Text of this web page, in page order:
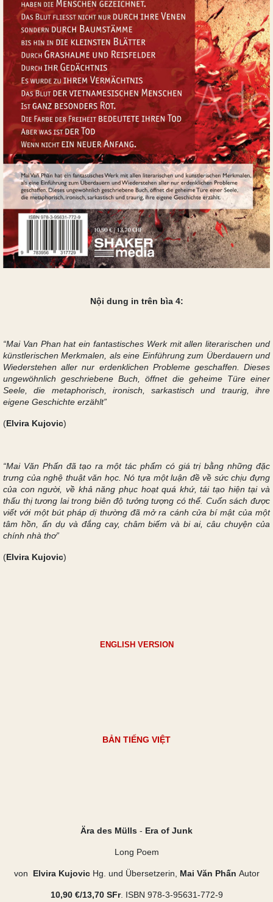
Nội dung in trên bìa 4:
“Mai Van Phan hat ein fantastisches Werk mit allen literarischen und
künstlerischen Merkmalen, als eine Einführung zum Überdauern und
Wiederstehen aller nur erdenklichen Probleme geschaffen. Dieses
ungewöhnlich geschriebene Buch, öffnet die geheime Türe einer
Seele, die metaphorisch, ironisch, sarkastisch und traurig, ihre
eigene Geschichte erzählt”
(Elvira Kujovic)
“Mai Văn Phấn đã tạo ra một tác phẩm có giá trị bằng những đặc
trưng của nghệ thuật văn học. Nó tựa một luận đề về sức chịu đựng
của con người, về khả năng phục hoạt quá khứ, tái tạo hiện tại và
thấu thị tương lai trong biên độ tưởng tượng có thể. Cuốn sách được
viết với một bút pháp dị thường đã mở ra cánh cửa bí mật của một
tâm hồn, ẩn dụ và đắng cay, châm biếm và bi ai, câu chuyện của
chính nhà thơ”
(Elvira Kujovic)
ENGLISH VERSION
BẢN TIẾNG VIỆT
Ära des Mülls - Era of Junk
Long Poem
von Elvira KujovicHg. und Übersetzerin, Mai Văn Phấn Autor
10,90 €/13,70 SFr. ISBN 978-3-95631-772-9